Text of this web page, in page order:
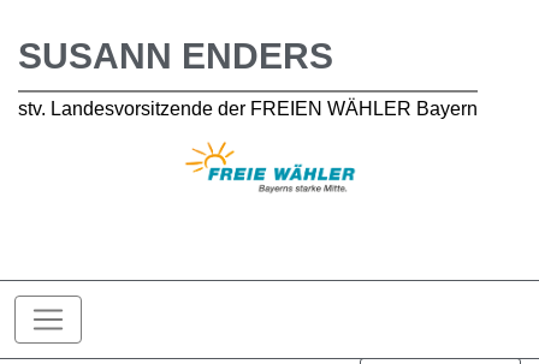
SUSANN ENDERS
stv. Landesvorsitzende der FREIEN WÄHLER Bayern